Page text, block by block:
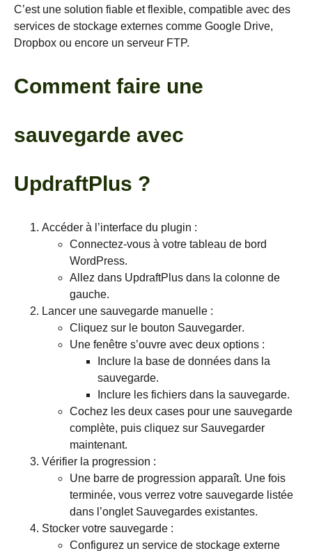
C’est une solution fiable et flexible, compatible avec des
services de stockage externes comme Google Drive,
Dropbox ou encore un serveur FTP.
Comment faire une
sauvegarde avec
UpdraftPlus ?
Accéder à l’interface du plugin :
Connectez-vous à votre tableau de bord
WordPress.
Allez dans UpdraftPlus dans la colonne de
gauche.
Lancer une sauvegarde manuelle :
Cliquez sur le bouton Sauvegarder.
Une fenêtre s’ouvre avec deux options :
Inclure la base de données dans la
sauvegarde.
Inclure les fichiers dans la sauvegarde.
Cochez les deux cases pour une sauvegarde
complète, puis cliquez sur Sauvegarder
maintenant.
Vérifier la progression :
Une barre de progression apparaît. Une fois
terminée, vous verrez votre sauvegarde listée
dans l’onglet Sauvegardes existantes.
Stocker votre sauvegarde :
Configurez un service de stockage externe